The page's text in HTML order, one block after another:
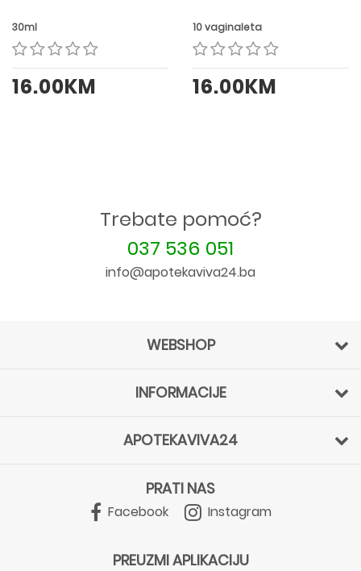
30ml
16.00KM
10 vaginaleta
16.00KM
Trebate pomoć?
037 536 051
info@apotekaviva24.ba
WEBSHOP
INFORMACIJE
APOTEKAVIVA24
PRATI NAS
Facebook Instagram
PREUZMI APLIKACIJU